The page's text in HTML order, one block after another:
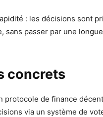
: les décisions sont
sans passer par une
concrets
protocole de finance
via un système de